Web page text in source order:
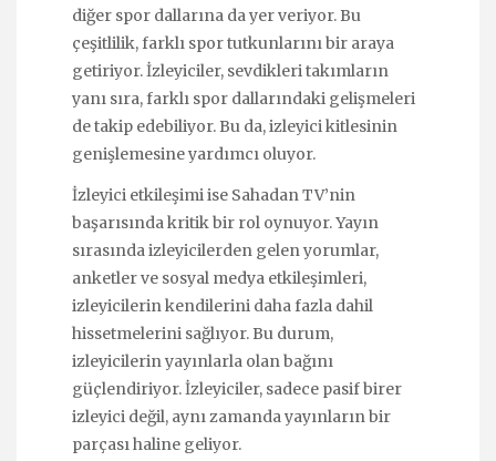
diğer spor dallarına da yer veriyor. Bu
çeşitlilik, farklı spor tutkunlarını bir araya
getiriyor. İzleyiciler, sevdikleri takımların
yanı sıra, farklı spor dallarındaki gelişmeleri
de takip edebiliyor. Bu da, izleyici kitlesinin
genişlemesine yardımcı oluyor.
İzleyici etkileşimi ise Sahadan TV’nin
başarısında kritik bir rol oynuyor. Yayın
sırasında izleyicilerden gelen yorumlar,
anketler ve sosyal medya etkileşimleri,
izleyicilerin kendilerini daha fazla dahil
hissetmelerini sağlıyor. Bu durum,
izleyicilerin yayınlarla olan bağını
güçlendiriyor. İzleyiciler, sadece pasif birer
izleyici değil, aynı zamanda yayınların bir
parçası haline geliyor.